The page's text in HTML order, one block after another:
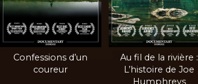
Confessions d’un
coureur
Au fil de la rivière :
L’histoire de Joe